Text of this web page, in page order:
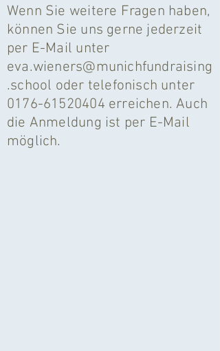
Wenn Sie weitere Fragen haben,
können Sie uns gerne jederzeit
per E-Mail unter
eva.wieners@munichfundraising
.school oder telefonisch unter
0176-61520404 erreichen. Auch
die Anmeldung ist per E-Mail
möglich.